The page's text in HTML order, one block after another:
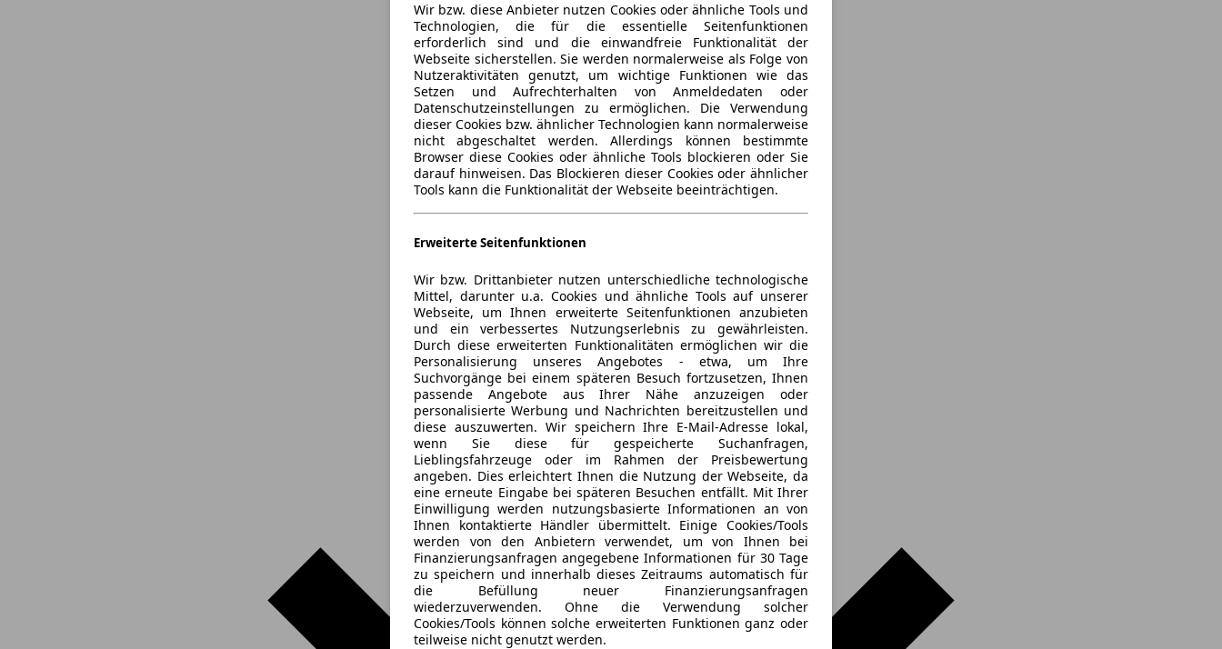
Wir bzw. diese Anbieter nutzen Cookies oder ähnliche Tools und
Technologien, die für die essentielle Seitenfunktionen
erforderlich sind und die einwandfreie Funktionalität der
Webseite sicherstellen. Sie werden normalerweise als Folge von
Nutzeraktivitäten genutzt, um wichtige Funktionen wie das
Setzen und Aufrechterhalten von Anmeldedaten oder
Datenschutzeinstellungen zu ermöglichen. Die Verwendung
dieser Cookies bzw. ähnlicher Technologien kann normalerweise
nicht abgeschaltet werden. Allerdings können bestimmte
Browser diese Cookies oder ähnliche Tools blockieren oder Sie
darauf hinweisen. Das Blockieren dieser Cookies oder ähnlicher
Tools kann die Funktionalität der Webseite beeinträchtigen.
Erweiterte Seitenfunktionen
Wir bzw. Drittanbieter nutzen unterschiedliche technologische
Mittel, darunter u.a. Cookies und ähnliche Tools auf unserer
Webseite, um Ihnen erweiterte Seitenfunktionen anzubieten
und ein verbessertes Nutzungserlebnis zu gewährleisten.
Durch diese erweiterten Funktionalitäten ermöglichen wir die
Personalisierung unseres Angebotes - etwa, um Ihre
Suchvorgänge bei einem späteren Besuch fortzusetzen, Ihnen
passende Angebote aus Ihrer Nähe anzuzeigen oder
personalisierte Werbung und Nachrichten bereitzustellen und
diese auszuwerten. Wir speichern Ihre E-Mail-Adresse lokal,
wenn Sie diese für gespeicherte Suchanfragen,
Lieblingsfahrzeuge oder im Rahmen der Preisbewertung
angeben. Dies erleichtert Ihnen die Nutzung der Webseite, da
eine erneute Eingabe bei späteren Besuchen entfällt. Mit Ihrer
Einwilligung werden nutzungsbasierte Informationen an von
Ihnen kontaktierte Händler übermittelt. Einige Cookies/Tools
werden von den Anbietern verwendet, um von Ihnen bei
Finanzierungsanfragen angegebene Informationen für 30 Tage
zu speichern und innerhalb dieses Zeitraums automatisch für
die Befüllung neuer Finanzierungsanfragen
wiederzuverwenden. Ohne die Verwendung solcher
Cookies/Tools können solche erweiterten Funktionen ganz oder
teilweise nicht genutzt werden.